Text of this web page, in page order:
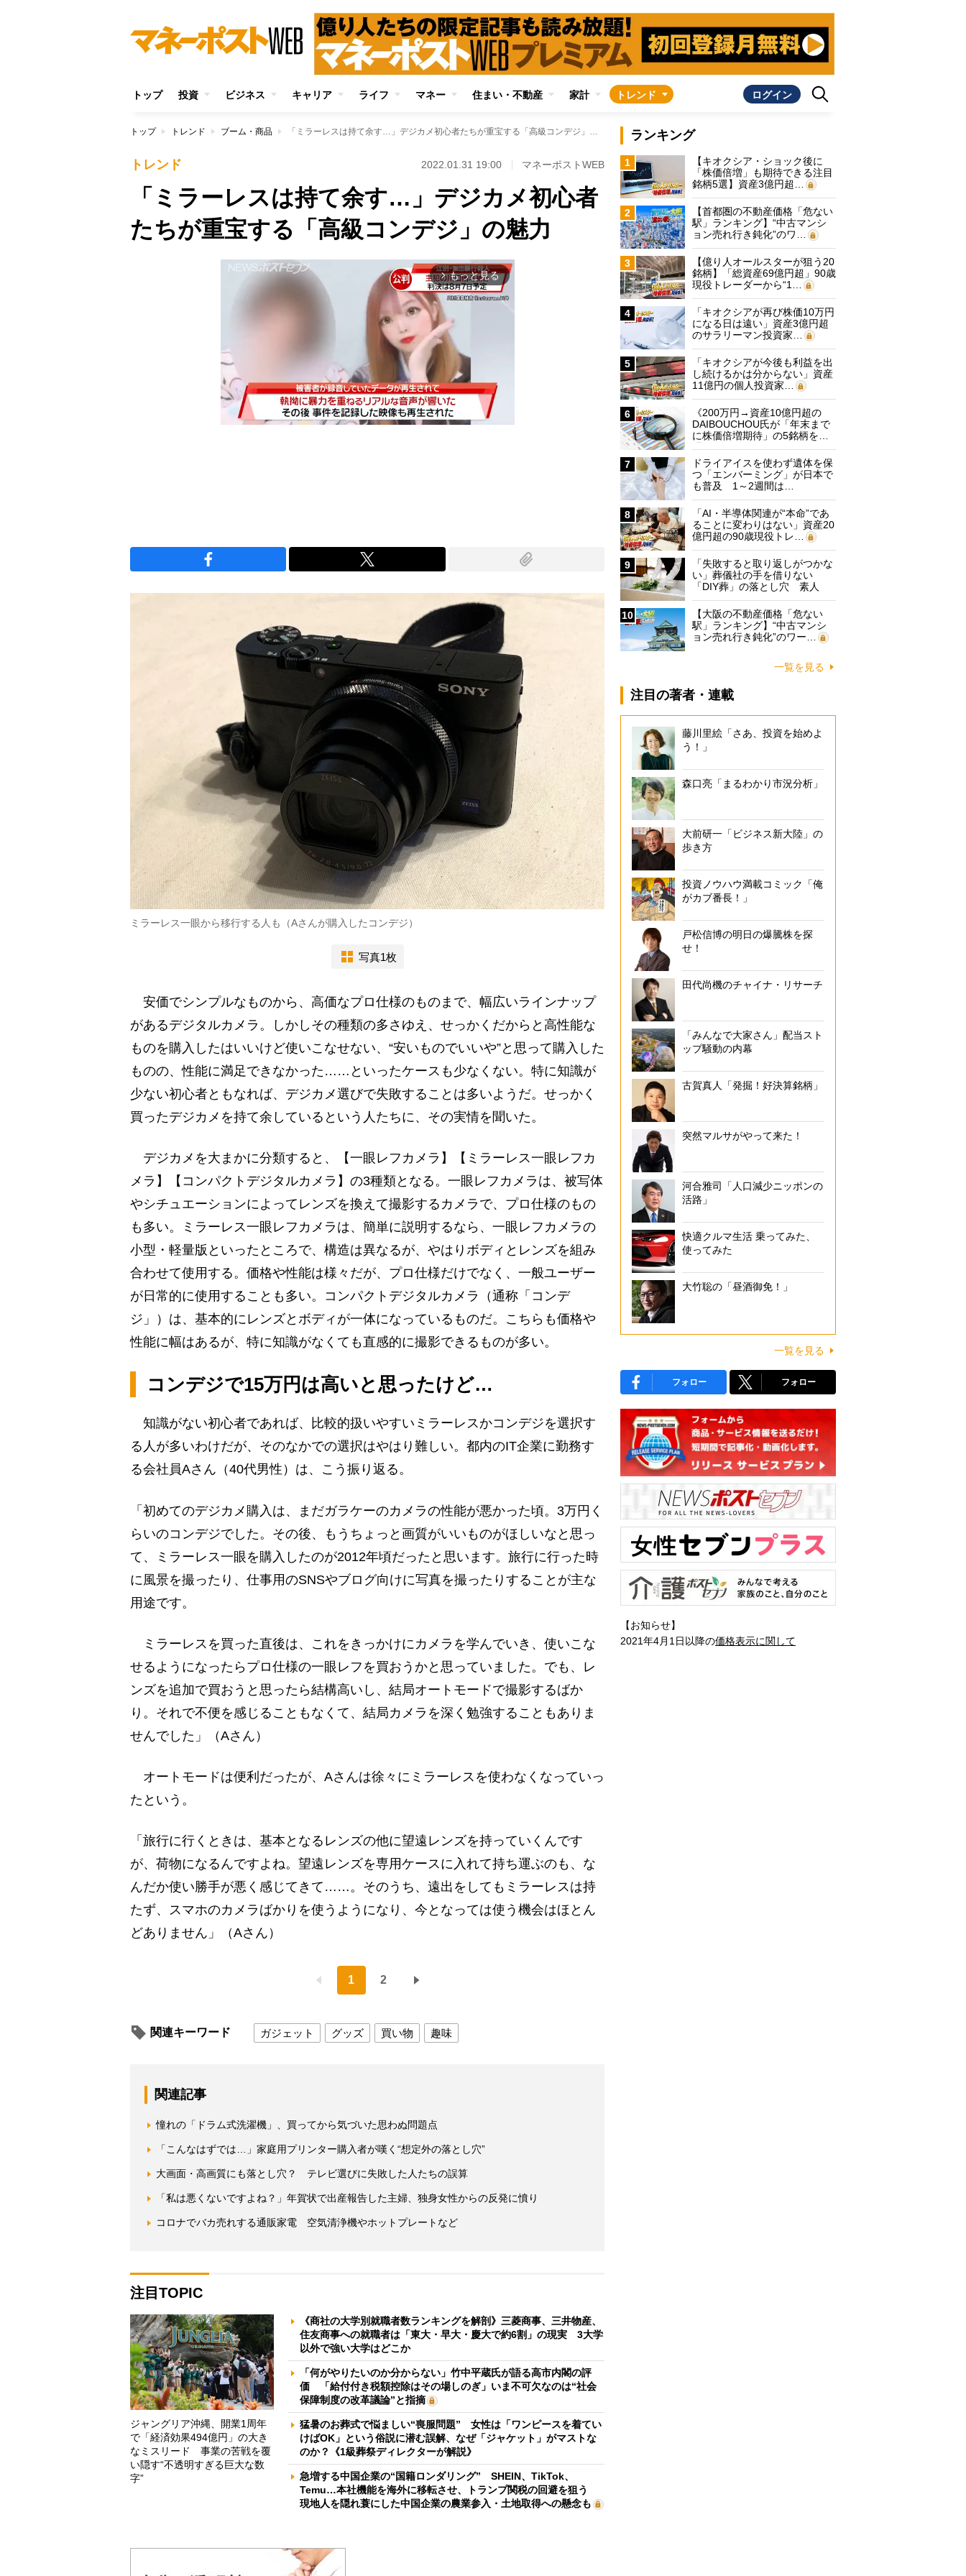
トップ 投資 ビジネス キャリア ライフ マネー 住まい・不動産 家計 トレンド ログイン
トップ トレンド ブーム・商品 「ミラーレスは持て余す…」デジカメ初心者たちが重宝する「高級コンデジ」の魅力
トレンド 2022.01.31 19:00 マネーポストWEB
「ミラーレスは持て余す…」デジカメ初心者
たちが重宝する「高級コンデジ」の魅力
arrow_forward_ios もっと見る
ミラーレス一眼から移行する人も（Aさんが購入したコンデジ）
写真1枚
安価でシンプルなものから、高価なプロ仕様のものまで、幅広いラインナップ
があるデジタルカメラ。しかしその種類の多さゆえ、せっかくだからと高性能な
ものを購入したはいいけど使いこなせない、“安いものでいいや”と思って購入した
ものの、性能に満足できなかった……といったケースも少なくない。特に知識が
少ない初心者ともなれば、デジカメ選びで失敗することは多いようだ。せっかく
買ったデジカメを持て余しているという人たちに、その実情を聞いた。
デジカメを大まかに分類すると、【一眼レフカメラ】【ミラーレス一眼レフカ
メラ】【コンパクトデジタルカメラ】の3種類となる。一眼レフカメラは、被写体
やシチュエーションによってレンズを換えて撮影するカメラで、プロ仕様のもの
も多い。ミラーレス一眼レフカメラは、簡単に説明するなら、一眼レフカメラの
小型・軽量版といったところで、構造は異なるが、やはりボディとレンズを組み
合わせて使用する。価格や性能は様々だが、プロ仕様だけでなく、一般ユーザー
が日常的に使用することも多い。コンパクトデジタルカメラ（通称「コンデ
ジ」）は、基本的にレンズとボディが一体になっているものだ。こちらも価格や
性能に幅はあるが、特に知識がなくても直感的に撮影できるものが多い。
コンデジで15万円は高いと思ったけど…
知識がない初心者であれば、比較的扱いやすいミラーレスかコンデジを選択す
る人が多いわけだが、そのなかでの選択はやはり難しい。都内のIT企業に勤務す
る会社員Aさん（40代男性）は、こう振り返る。
「初めてのデジカメ購入は、まだガラケーのカメラの性能が悪かった頃。3万円く
らいのコンデジでした。その後、もうちょっと画質がいいものがほしいなと思っ
て、ミラーレス一眼を購入したのが2012年頃だったと思います。旅行に行った時
に風景を撮ったり、仕事用のSNSやブログ向けに写真を撮ったりすることが主な
用途です。
ミラーレスを買った直後は、これをきっかけにカメラを学んでいき、使いこな
せるようになったらプロ仕様の一眼レフを買おうかと思っていました。でも、レ
ンズを追加で買おうと思ったら結構高いし、結局オートモードで撮影するばか
り。それで不便を感じることもなくて、結局カメラを深く勉強することもありま
せんでした」（Aさん）
オートモードは便利だったが、Aさんは徐々にミラーレスを使わなくなっていっ
たという。
「旅行に行くときは、基本となるレンズの他に望遠レンズを持っていくんです
が、荷物になるんですよね。望遠レンズを専用ケースに入れて持ち運ぶのも、な
んだか使い勝手が悪く感じてきて……。そのうち、遠出をしてもミラーレスは持
たず、スマホのカメラばかりを使うようになり、今となっては使う機会はほとん
どありません」（Aさん）
1 2
関連キーワード ガジェット グッズ 買い物 趣味
関連記事
憧れの「ドラム式洗濯機」、買ってから気づいた思わぬ問題点
「こんなはずでは…」家庭用プリンター購入者が嘆く“想定外の落とし穴”
大画面・高画質にも落とし穴？ テレビ選びに失敗した人たちの誤算
「私は悪くないですよね？」年賀状で出産報告した主婦、独身女性からの反発に憤り
コロナでバカ売れする通販家電 空気清浄機やホットプレートなど
注目TOPIC
ジャングリア沖縄、開業1周年
で「経済効果494億円」の大き
なミスリード 事業の苦戦を覆
い隠す“不透明すぎる巨大な数
字”
《商社の大学別就職者数ランキングを解剖》三菱商事、三井物産、
住友商事への就職者は「東大・早大・慶大で約6割」の現実 3大学
以外で強い大学はどこか
「何がやりたいのか分からない」竹中平蔵氏が語る高市内閣の評
価 「給付付き税額控除はその場しのぎ」いま不可欠なのは“社会
保障制度の改革議論”と指摘
猛暑のお葬式で悩ましい“喪服問題” 女性は「ワンピースを着てい
けばOK」という俗説に潜む誤解、なぜ「ジャケット」がマストな
のか？《1級葬祭ディレクターが解説》
急増する中国企業の“国籍ロンダリング” SHEIN、TikTok、
Temu…本社機能を海外に移転させ、トランプ関税の回避を狙う
現地人を隠れ蓑にした中国企業の農業参入・土地取得への懸念も
ランキング
1
【キオクシア・ショック後に
「株価倍増」も期待できる注目
銘柄5選】資産3億円超…
2
【首都圏の不動産価格「危ない
駅」ランキング】“中古マンシ
ョン売れ行き鈍化”のワ…
3
【億り人オールスターが狙う20
銘柄】「総資産69億円超」90歳
現役トレーダーから“1…
4
「キオクシアが再び株価10万円
になる日は遠い」資産3億円超
のサラリーマン投資家…
5
「キオクシアが今後も利益を出
し続けるかは分からない」資産
11億円の個人投資家…
6
《200万円→資産10億円超の
DAIBOUCHOU氏が「年末まで
に株価倍増期待」の5銘柄を…
7
ドライアイスを使わず遺体を保
つ「エンバーミング」が日本で
も普及 1～2週間は…
8
「AI・半導体関連が“本命”であ
ることに変わりはない」資産20
億円超の90歳現役トレ…
9
「失敗すると取り返しがつかな
い」葬儀社の手を借りない
「DIY葬」の落とし穴 素人
に…
10
【大阪の不動産価格「危ない
駅」ランキング】“中古マンシ
ョン売れ行き鈍化”のワー…
一覧を見る
注目の著者・連載
藤川里絵「さあ、投資を始めよ
う！」
森口亮「まるわかり市況分析」
大前研一「ビジネス新大陸」の
歩き方
投資ノウハウ満載コミック「俺
がカブ番長！」
戸松信博の明日の爆騰株を探
せ！
田代尚機のチャイナ・リサーチ
「みんなで大家さん」配当スト
ップ騒動の内幕
古賀真人「発掘！好決算銘柄」
突然マルサがやって来た！
河合雅司「人口減少ニッポンの
活路」
快適クルマ生活 乗ってみた、
使ってみた
大竹聡の「昼酒御免！」
一覧を見る
フォロー フォロー
【お知らせ】
2021年4月1日以降の価格表示に関して